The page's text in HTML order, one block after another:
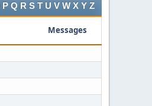
P Q R S T U V W X Y Z
Messages